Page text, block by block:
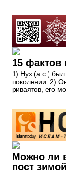
15 фактов
1) Нух (а.с.)
поколении. 2)
риваятов, его
Можно ли
пост